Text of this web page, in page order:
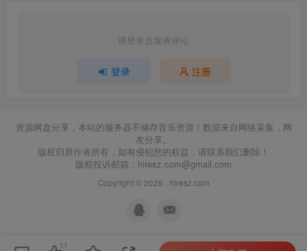
请登录后发表评论
登录 注册
资源网盘分享，本站的服务器不储存音乐资源！数据来自网络采集，网
友分享。
版权归原作者所有，如有侵犯您的权益，请联系我们删除！
版权投诉邮箱： hiresz.com@gmail.com
Copyright © 2025 · hiresz.com
11